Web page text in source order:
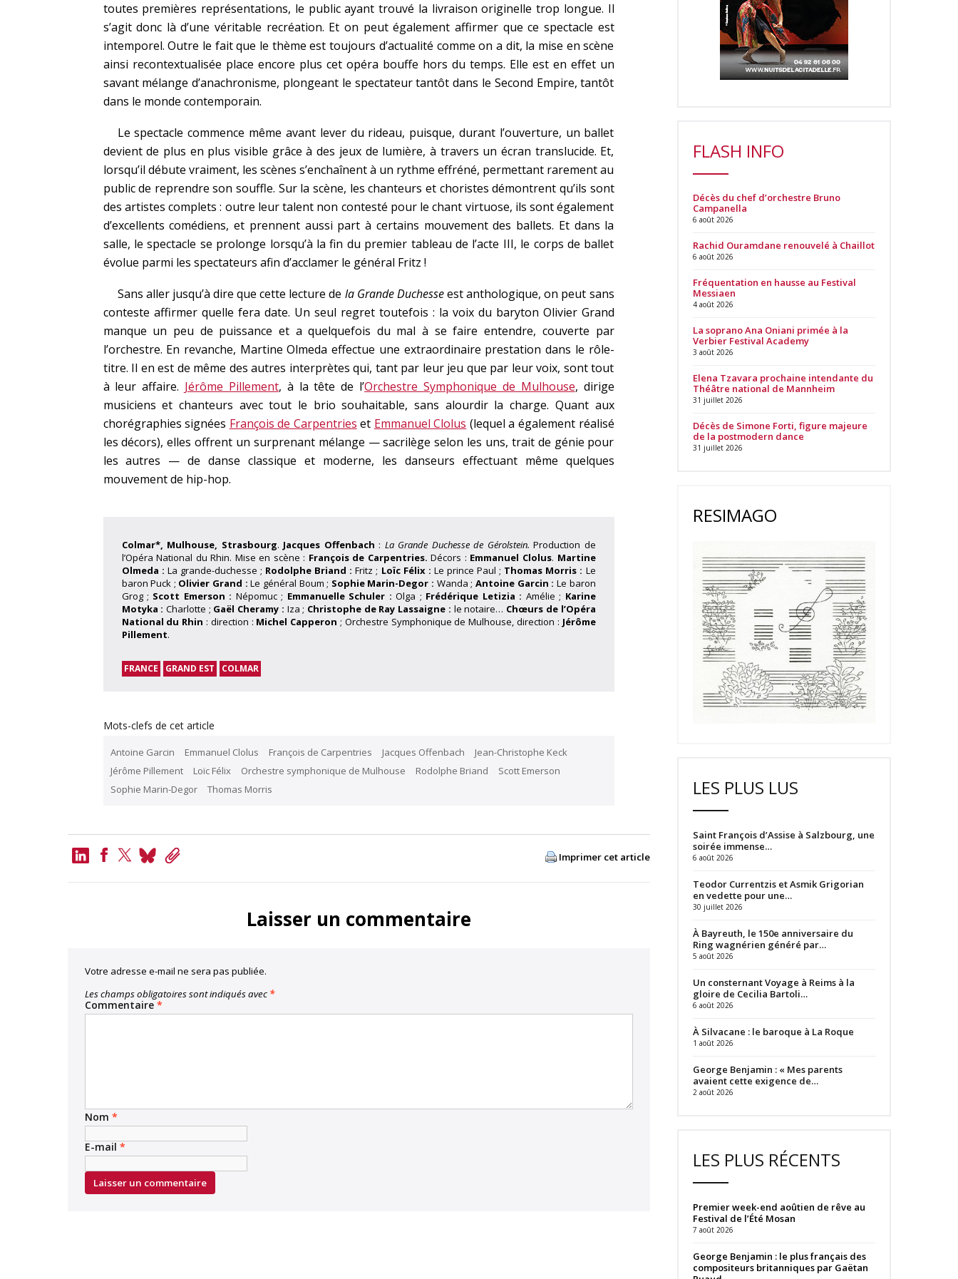
toutes premières représentations, le public ayant trouvé la livraison originelle trop longue. Il
s’agit donc là d’une véritable recréation. Et on peut également affirmer que ce spectacle est
intemporel. Outre le fait que le thème est toujours d’actualité comme on a dit, la mise en scène
ainsi recontextualisée place encore plus cet opéra bouffe hors du temps. Elle est en effet un
savant mélange d’anachronisme, plongeant le spectateur tantôt dans le Second Empire, tantôt
dans le monde contemporain.
Le spectacle commence même avant lever du rideau, puisque, durant l’ouverture, un ballet
devient de plus en plus visible grâce à des jeux de lumière, à travers un écran translucide. Et,
lorsqu’il débute vraiment, les scènes s’enchaînent à un rythme effréné, permettant rarement au
public de reprendre son souffle. Sur la scène, les chanteurs et choristes démontrent qu’ils sont
des artistes complets : outre leur talent non contesté pour le chant virtuose, ils sont également
d’excellents comédiens, et prennent aussi part à certains mouvement des ballets. Et dans la
salle, le spectacle se prolonge lorsqu’à la fin du premier tableau de l’acte III, le corps de ballet
évolue parmi les spectateurs afin d’acclamer le général Fritz !
Sans aller jusqu’à dire que cette lecture de la Grande Duchesseest anthologique, on peut sans
conteste affirmer quelle fera date. Un seul regret toutefois : la voix du baryton Olivier Grand
manque un peu de puissance et a quelquefois du mal à se faire entendre, couverte par
l’orchestre. En revanche, Martine Olmeda effectue une extraordinaire prestation dans le rôle-
titre. Il en est de même des autres interprètes qui, tant par leur jeu que par leur voix, sont tout
à leur affaire. Jérôme Pillement, à la tête de l’Orchestre Symphonique de Mulhouse, dirige
musiciens et chanteurs avec tout le brio souhaitable, sans alourdir la charge. Quant aux
chorégraphies signées François de Carpentries et Emmanuel Clolus (lequel a également réalisé
les décors), elles offrent un surprenant mélange — sacrilège selon les uns, trait de génie pour
les autres — de danse classique et moderne, les danseurs effectuant même quelques
mouvement de hip-hop.
Colmar*, Mulhouse, Strasbourg. Jacques Offenbach : La Grande Duchesse de Gérolstein. Production de
l’Opéra National du Rhin. Mise en scène : François de Carpentries. Décors : Emmanuel Clolus. Martine
Olmeda : La grande-duchesse ; Rodolphe Briand :Fritz ; Loïc Félix : Le prince Paul ; Thomas Morris : Le
baron Puck ; Olivier Grand :Le général Boum ; Sophie Marin-Degor : Wanda ;Antoine Garcin : Le baron
Grog ; Scott Emerson : Népomuc ; Emmanuelle Schuler :Olga ; Frédérique Letizia : Amélie ; Karine
Motyka : Charlotte ; Gaël Cheramy : Iza ; Christophe de Ray Lassaigne : le notaire… Chœurs de l’Opéra
National du Rhin : direction : Michel Capperon ; Orchestre Symphonique de Mulhouse, direction : Jérôme
Pillement.
FRANCE GRAND EST COLMAR
Mots-clefs de cet article
Antoine Garcin Emmanuel Clolus François de Carpentries Jacques Offenbach
Jean-Christophe Keck
Jérôme Pillement
Loïc Félix Orchestre symphonique de Mulhouse Rodolphe Briand
Scott Emerson
Sophie Marin-Degor
Thomas Morris
LinkedIn
BlueskyCopy
Imprimer cet article
Laisser un commentaire
Votre adresse e-mail ne sera pas publiée.
Les champs obligatoires sont indiqués avec *
Commentaire *
Nom *
E-mail *
FLASH INFO
Décès du chef d’orchestre Bruno
Campanella
6 août 2026
Rachid Ouramdane renouvelé à Chaillot
6 août 2026
Fréquentation en hausse au Festival
Messiaen
4 août 2026
La soprano Ana Oniani primée à la
Verbier Festival Academy
3 août 2026
Elena Tzavara prochaine intendante du
Théâtre national de Mannheim
31 juillet 2026
Décès de Simone Forti, figure majeure
de la postmodern dance
31 juillet 2026
RESIMAGO
LES PLUS LUS
Saint François d’Assise à Salzbourg, une
soirée immense…
6 août 2026
Teodor Currentzis et Asmik Grigorian
en vedette pour une…
30 juillet 2026
À Bayreuth, le 150e anniversaire du
Ring wagnérien généré par…
5 août 2026
Un consternant Voyage à Reims à la
gloire de Cecilia Bartoli…
6 août 2026
À Silvacane : le baroque à La Roque
1 août 2026
George Benjamin : « Mes parents
avaient cette exigence de…
2 août 2026
LES PLUS RÉCENTS
Premier week-end aoûtien de rêve au
Festival de l’Été Mosan
7 août 2026
George Benjamin : le plus français des
compositeurs britanniques par Gaëtan